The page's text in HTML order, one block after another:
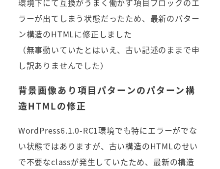
環境下にて互換がうまく働かず項目ブロックのエ
ラーが出てしまう状態だったため、最新のパター
ン構造のHTMLに修正しました
（無事動いていたとはいえ、古い記述のままで申
し訳ありませんでした）
背景画像あり項目パターンのパターン構
造HTMLの修正
WordPress6.1.0-RC1環境でも特にエラーがでな
い状態ではありますが、古い構造のHTMLのせい
で不要なclassが発生していたため、最新の構造